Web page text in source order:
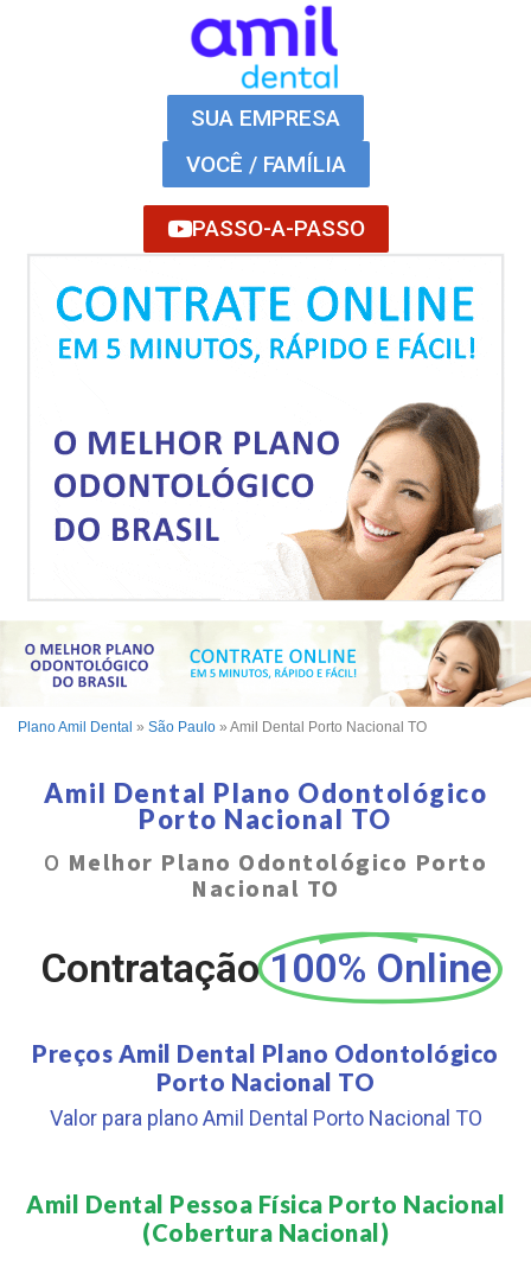
SUA EMPRESA
VOCÊ / FAMÍLIA
PASSO-A-PASSO
Plano Amil Dental » São Paulo » Amil Dental Porto Nacional TO
Amil Dental Plano Odontológico
Porto Nacional TO
O Melhor Plano Odontológico Porto
Nacional TO
Contratação 100% Online
Preços Amil Dental Plano Odontológico
Porto Nacional TO
Valor para plano Amil Dental Porto Nacional TO
Amil Dental Pessoa Física Porto Nacional
(Cobertura Nacional)​